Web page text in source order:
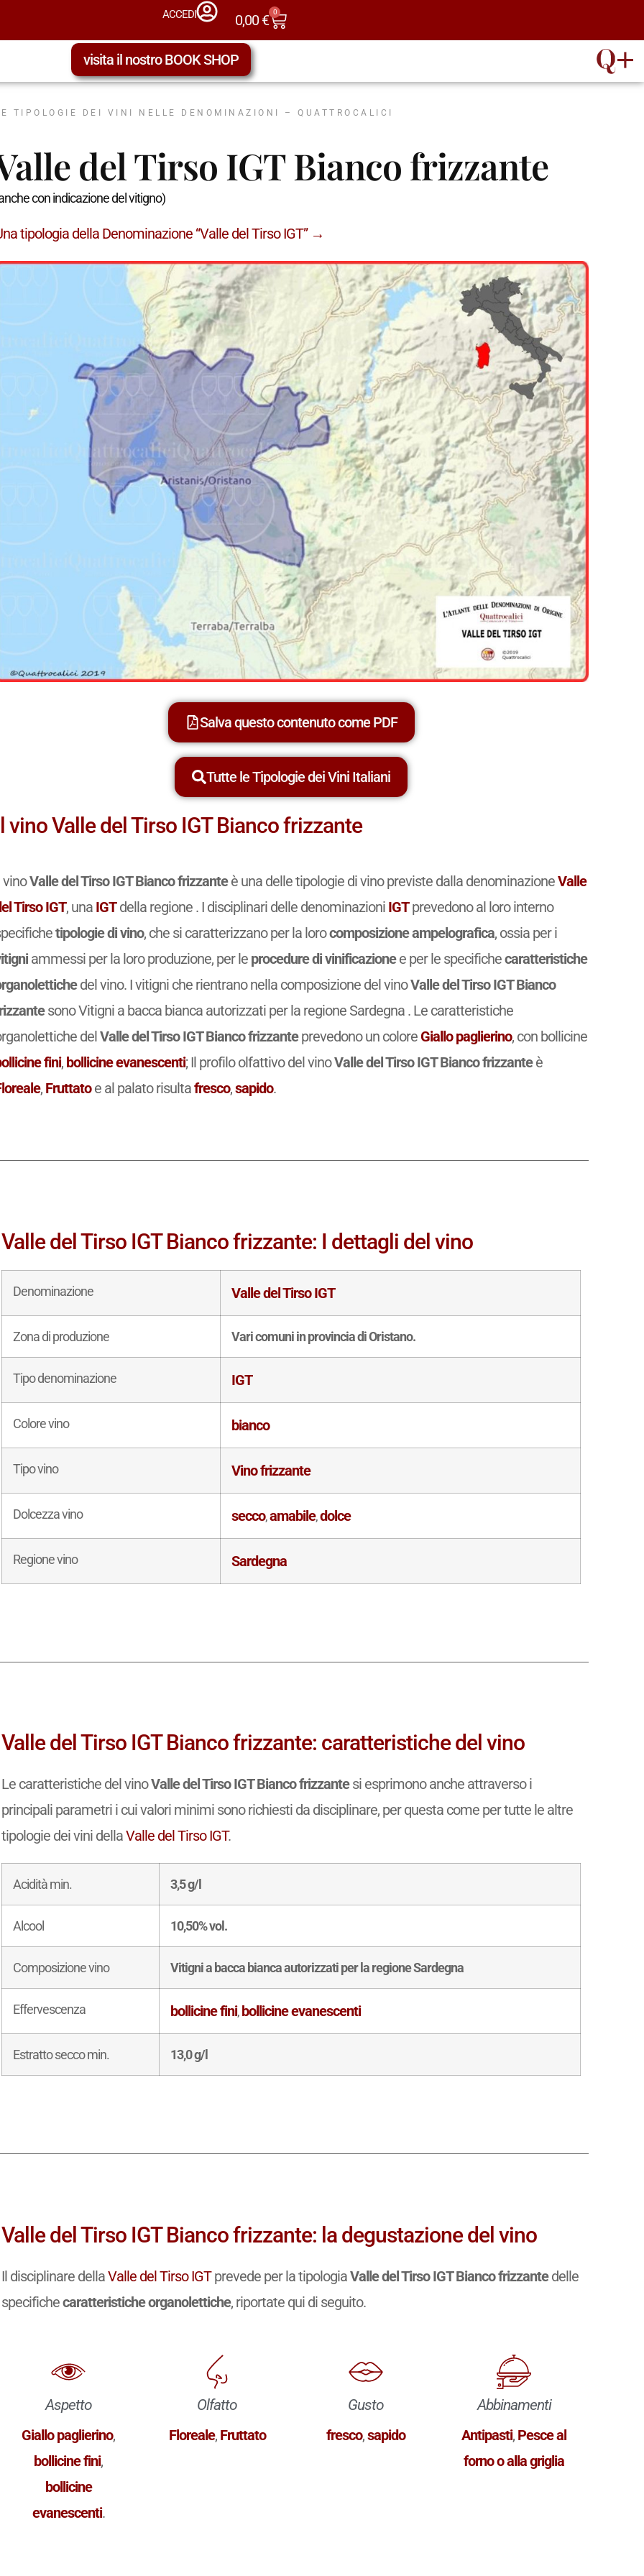
ACCEDI 0,00€ 0
visita il nostro BOOK SHOP
TIPOLOGIE DEI VINI NELLE DENOMINAZIONI – QUATTROCALICI
del Tirso IGT Bianco frizzante
con indicazione del vitigno)
tipologia della Denominazione “Valle del Tirso IGT” →
Salva questo contenuto come PDF
Tutte le Tipologie dei Vini Italiani
vino Valle del Tirso IGT Bianco frizzante
vinoValle del Tirso IGT Bianco frizzanteè una delle tipologie di vino previste dalla denominazioneValle
Tirso IGT, una IGTdella regione . I disciplinari delle denominazioni IGTprevedono al loro interno
tipologie di vino, che si caratterizzano per la lorocomposizione ampelografica, ossia per i
ammessi per la loro produzione, per le procedure di vinificazionee per le specifichecaratteristiche
del vino. I vitigni che rientrano nella composizione del vinoValle del Tirso IGT Bianco
sono Vitigni a bacca bianca autorizzati per la regione Sardegna . Le caratteristiche
delValle del Tirso IGT Bianco frizzanteprevedono un colore Giallo paglierino, con bollicine
fini, bollicine evanescenti; Il profilo olfattivo del vinoValle del Tirso IGT Bianco frizzanteè
, Fruttatoe al palato risultafresco,sapido.
Valle del Tirso IGT Bianco frizzante: I dettagli del vino
Denominazione Valle del Tirso IGT
Zona di produzione Vari comuni in provincia di Oristano.
Tipo denominazione IGT
Colore vino bianco
Tipo vino Vino frizzante
Dolcezza vino secco,amabile,dolce
Regione vino Sardegna
Valle del Tirso IGT Bianco frizzante: caratteristiche del vino
Le caratteristiche del vinoValle del Tirso IGT Bianco frizzantesi esprimono anche attraverso i
principali parametri i cui valori minimi sono richiesti da disciplinare, per questa come per tutte le altre
tipologie dei vini dellaValle del Tirso IGT.
Acidità min. 3,5 g/l
Alcool 10,50% vol.
Composizione vino Vitigni a bacca bianca autorizzati per la regione Sardegna
Effervescenza bollicine fini,bollicine evanescenti
Estratto secco min. 13,0 g/l
Valle del Tirso IGT Bianco frizzante: la degustazione del vino
Il disciplinare dellaValle del Tirso IGTprevede per la tipologiaValle del Tirso IGT Bianco frizzantedelle
specifichecaratteristiche organolettiche, riportate qui di seguito.
Aspetto
Giallo paglierino,
bollicine fini,
bollicine
evanescenti.
Olfatto
Floreale, Fruttato
Gusto
fresco,sapido
Abbinamenti
Antipasti, Pesce al
forno o alla griglia